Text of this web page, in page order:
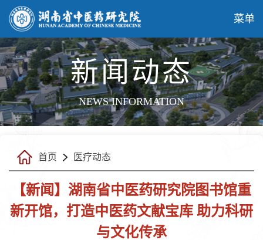
菜单
新闻动态
NEWS INFORMATION
首页 医疗动态
【新闻】湖南省中医药研究院图书馆重
新开馆，打造中医药文献宝库 助力科研
与文化传承